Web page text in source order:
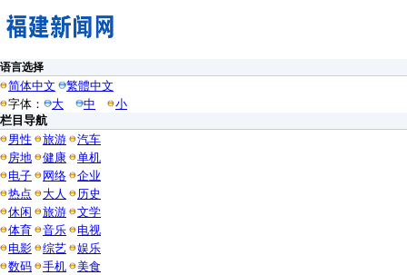
语言选择
简体中文
繁體中文
字体：
大 中
小
栏目导航
男性
旅游
汽车
房地
健康
单机
电子
网络
企业
热点
大人
历史
休闲
旅游
文学
体育
音乐
电视
电影
综艺
娱乐
数码
手机
美食